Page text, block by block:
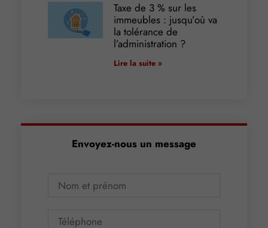
Taxe de 3 % sur les
immeubles : jusqu’où va
la tolérance de
l’administration ?
Lire la suite »
Envoyez-nous un message